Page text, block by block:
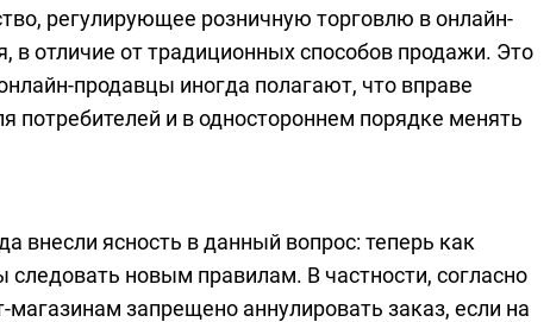
регулирующее розничную торговлю в онлайн-
в отличие от традиционных способов продажи. Это
продавцы иногда полагают, что вправе
потребителей и в одностороннем порядке менять
внесли ясность в данный вопрос: теперь как
следовать новым правилам. В частности, согласно
запрещено аннулировать заказ, если на